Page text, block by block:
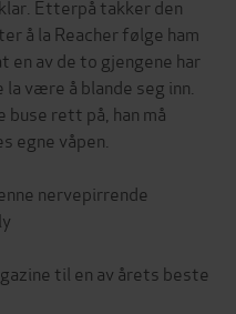
Etterpå takker den
å la Reacher følge ham
en av de to gjengene har
være å blande seg inn.
buse rett på, han må
egne våpen.
nervepirrende
til en av årets beste